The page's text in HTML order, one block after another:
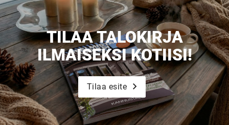
TILAA TALOKIRJA
ILMAISEKSI KOTIISI!
Tilaa esite
JULKAISTU
Upea yli 200-sivuinen talokirja!